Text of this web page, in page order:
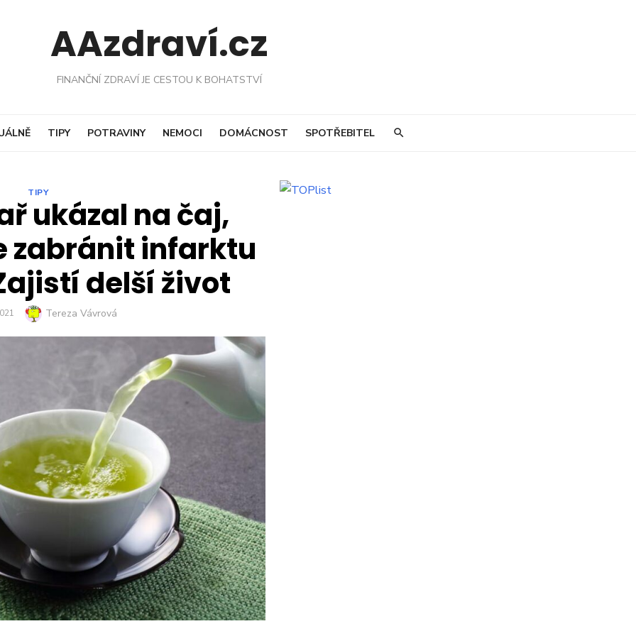
AAzdraví.cz
FINANČNÍ ZDRAVÍ JE CESTOU K BOHATSTVÍ
TIPY POTRAVINY NEMOCI DOMÁCNOST SPOTŘEBITEL
TIPY
ukázal na čaj,
zabránit infarktu
delší život
Author
Tereza Vávrová